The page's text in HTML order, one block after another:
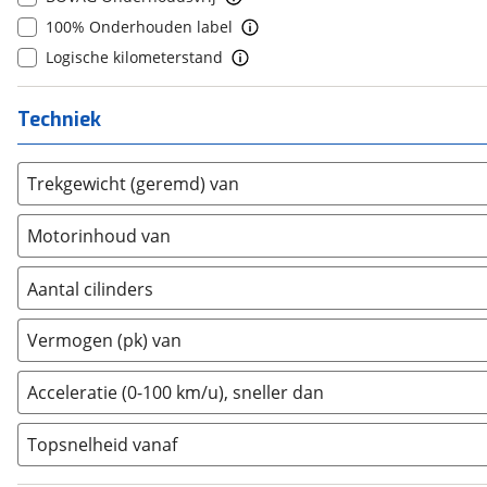
Cadillac (1)
Casalini (0)
Changan (1)
Chatenet
Chevrolet (4)
Chrysler (0)
Citroën (351)
Cupra (164)
Dacia (121)
Daewoo (0)
0
Daimler (0)
DFSK (0)
Dodge (63)
Dongfeng (0)
Donkervoort (0)
9 (0)
10+ (0)
100% Onderhouden label
Logische kilometerstand
Techniek
Trekgewicht (geremd) van
Motorinhoud van
Aantal cilinders
2 (0)
3 )
5 (0)
6 (0)
Vermogen (pk) van
Acceleratie (0-100 km/u), sneller dan
Topsnelheid vanaf